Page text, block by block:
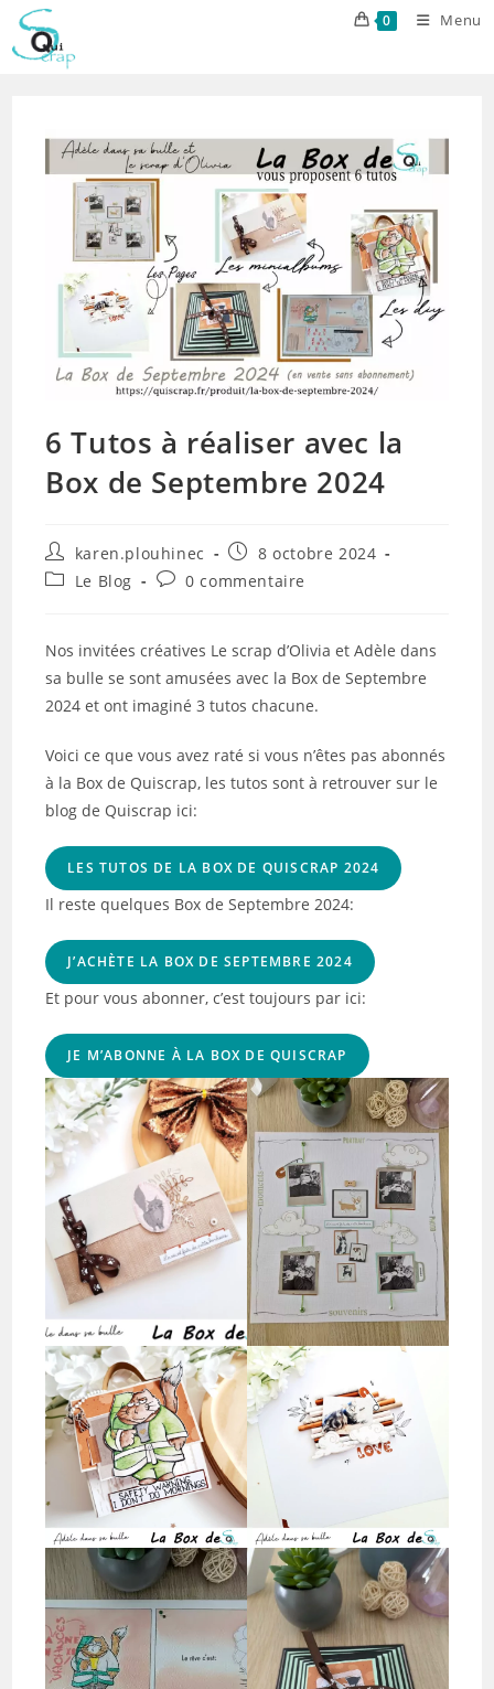
Skip
content
0 Menu
6 Tutos à réaliser avec la
Box de Septembre 2024
Auteur/autrice
de
la
karen.plouhinec
Publication
publiée :
8 octobre 2024
PostLe Blog
Commentaires
publication :
0 commentaire
Nos invitées créatives Le scrap d’Olivia et Adèle dans
sa bulle se sont amusées avec la Box de Septembre
2024 et ont imaginé 3 tutos chacune.
Voici ce que vous avez raté si vous n’êtes pas abonnés
à la Box de Quiscrap, les tutos sont à retrouver sur le
blog de Quiscrap ici:
LES TUTOS DE LA BOX DE QUISCRAP 2024
Il reste quelques Box de Septembre 2024:
J’ACHÈTE LA BOX DE SEPTEMBRE 2024
Et pour vous abonner, c’est toujours par ici:
JE M’ABONNE À LA BOX DE QUISCRAP